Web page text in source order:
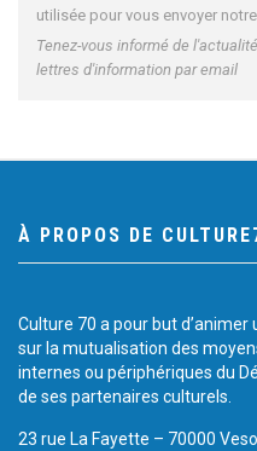
utilisée pour vous envoyer
Tenez-vous informé de
lettres d'information par email
À PROPOS DE
Culture 70 a pour but
sur la mutualisation des
internes ou périphériques du
de ses partenaires culturels.
23 rue La Fayette – 70000